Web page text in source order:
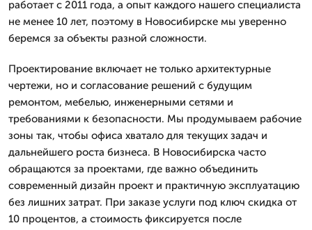
работает с 2011 года, а опыт каждого нашего специалиста
не менее 10 лет, поэтому в Новосибирске мы уверенно
беремся за объекты разной сложности.
Проектирование включает не только архитектурные
чертежи, но и согласование решений с будущим
ремонтом, мебелью, инженерными сетями и
требованиями к безопасности. Мы продумываем рабочие
зоны так, чтобы офиса хватало для текущих задач и
дальнейшего роста бизнеса. В Новосибирска часто
обращаются за проектами, где важно объединить
современный дизайн проект и практичную эксплуатацию
без лишних затрат. При заказе услуги под ключ скидка от
10 процентов, а стоимость фиксируется после